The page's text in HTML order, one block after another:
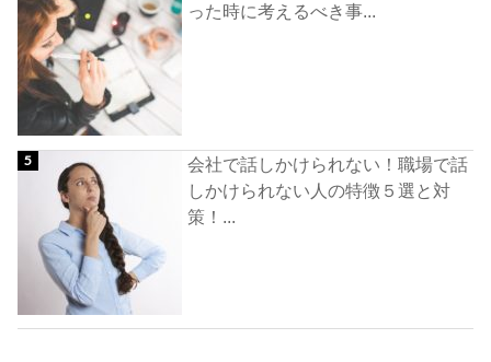
った時に考えるべき事...
会社で話しかけられない！職場で話
しかけられない人の特徴５選と対
策！...